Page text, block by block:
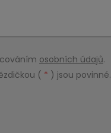
osobních údajů.
( * ) jsou povinné.